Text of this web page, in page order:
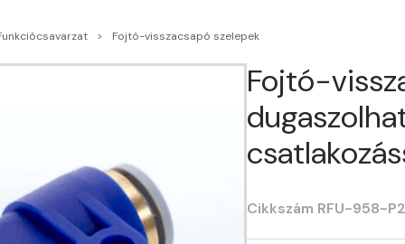
Fojtó-visszacsapó szelepek
Fojtó-
Cikkszám RFU-958-